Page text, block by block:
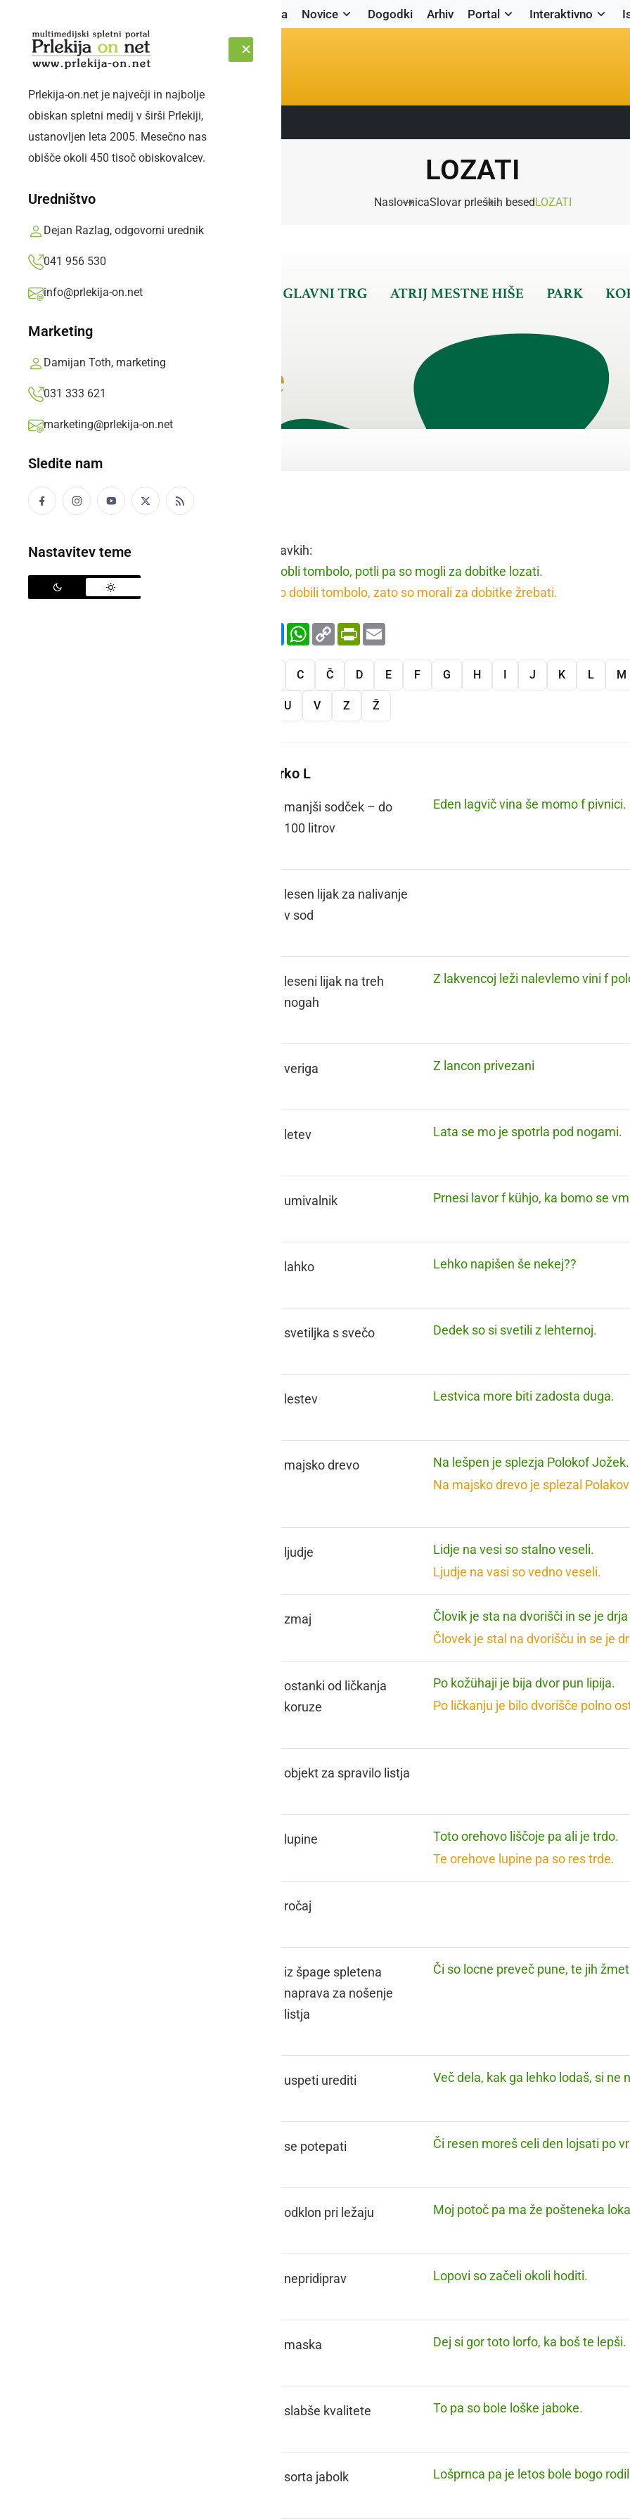
Naslovnica Novice Dogodki Arhiv Portal Interaktivno
PETEK, 7. AVGUST 2026 Sledite nam:
Prlekija-on.net je največji in najbolje
obiskan spletni medij v širši Prlekiji,
ustanovljen leta 2005. Mesečno nas
obišče okoli 450 tisoč obiskovalcev.
Uredništvo
Dejan Razlag, odgovorni urednik
041 956 530
info@prlekija-on.net
Marketing
Damijan Toth, marketing
031 333 621
marketing@prlekija-on.net
Sledite nam
Nastavitev teme
LOZATI
NaslovnicaSlovar prleških besedLOZATI
žrebati
Raba besede v stavkih:
Trije so dobli tombolo, potli pa so mogli za dobitke lozati.
Trije so dobili tombolo, zato so morali za dobitke žrebati.
FacebookMessenger
WhatsApp
Copy
Link
PrintFriendly
C Č D E F G H I J K L M
U V Z Ž
Več besed na črko L
manjši sodček – do
100 litrov
Eden lagvič vina še momo f pivnici.
lesen lijak za nalivanje
v sod
leseni lijak na treh
nogah
Z lakvencoj leži nalevlemo vini f
veriga Z lancon privezani
letev Lata se mo je spotrla pod nogami.
umivalnik Prnesi lavor f kühjo, ka bomo se
lahko Lehko napišen še nekej??
svetiljka s svečo Dedek so si svetili z lehternoj.
lestev Lestvica more biti zadosta duga.
majsko drevo
Na lešpen je splezja Polokof Jožek.
Na majsko drevo je splezal
ljudje
Lidje na vesi so stalno veseli.
Ljudje na vasi so vedno veseli.
zmaj
Človik je sta na dvorišči in se je
Človek je stal na dvorišču in se je
ostanki od ličkanja
koruze
Po kožühaji je bija dvor pun lipija.
Po ličkanju je bilo dvorišče polno
objekt za spravilo listja
lupine
Toto orehovo liščoje pa ali je trdo.
Te orehove lupine pa so res trde.
ročaj
iz špage spletena
naprava za nošenje
listja
Či so locne preveč pune, te jih
uspeti urediti Več dela, kak ga lehko lodaš, si ne
se potepati Či resen moreš celi den lojsati po
odklon pri ležaju Moj potoč pa ma že pošteneka
nepridiprav Lopovi so začeli okoli hoditi.
maska Dej si gor toto lorfo, ka boš te lepši.
slabše kvalitete To pa so bole loške jaboke.
sorta jabolk Lošprnca pa je letos bole bogo